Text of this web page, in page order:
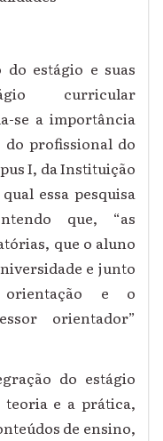
estágio e suas
curricular
se a importância
do profissional do
I, da Instituição
essa pesquisa
que, “as
que o aluno
e junto
e o
orientador”
do estágio
e a prática,
de ensino,